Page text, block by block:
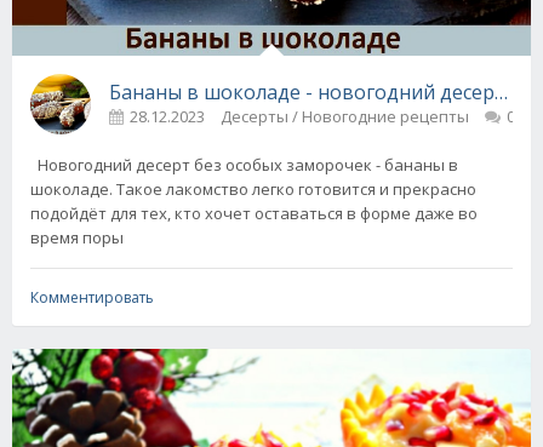
Бананы в шоколаде - новогодний десерт за
28.12.2023 Десерты / Новогодние рецепты 0
Новогодний десерт без особых заморочек - бананы в
шоколаде. Такое лакомство легко готовится и прекрасно
подойдёт для тех, кто хочет оставаться в форме даже во
время поры
Комментировать